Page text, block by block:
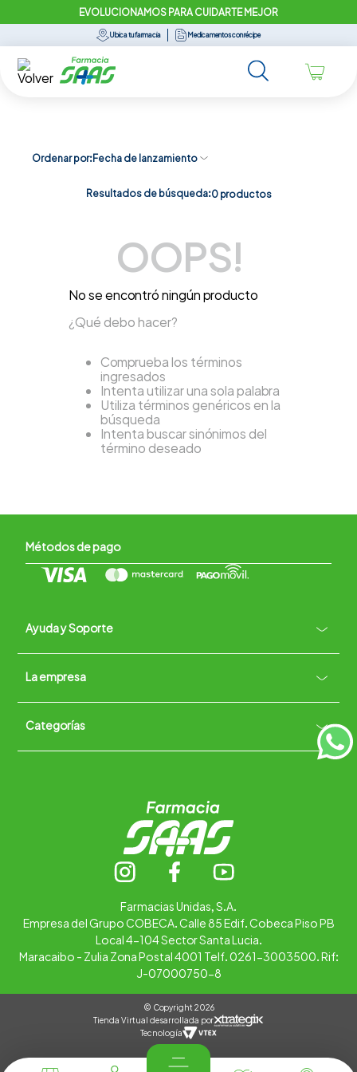
EVOLUCIONAMOS PARA CUIDARTE MEJOR
Ubica tu farmacia Medicamentos con récipe
Ordenar por Fecha de lanzamiento
Resultados de búsqueda:0 productos
OOPS!
No se encontró ningún producto
¿Qué debo hacer?
Comprueba los términos
ingresados
Intenta utilizar una sola palabra
Utiliza términos genéricos en la
búsqueda
Intenta buscar sinónimos del
término deseado
Métodos de pago
Ayuda y Soporte +
Contacto vía WhatsApp
Términos y condiciones
La empresa +
Quiénes somos
Trabaja con nosotros
Categorías +
Farmacias Unidas, S.A.
Empresa del Grupo COBECA. Calle 85 Edif. Cobeca Piso PB
Local 4-104 Sector Santa Lucia.
Maracaibo - Zulia Zona Postal 4001 Telf. 0261-3003500. Rif:
J-07000750-8
© Copyright 2026
Tienda Virtual desarrollada por
Tecnología